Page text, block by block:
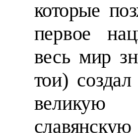
которые
первое
весь мир
тои)
славянскую